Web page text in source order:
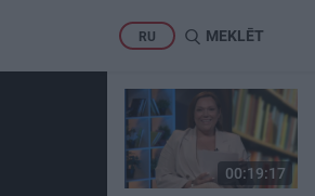
RU MEKLĒT
00:19:17